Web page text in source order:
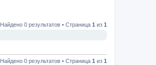
Найдено 0 результатов • Страница 1 из 1
Найдено 0 результатов • Страница 1 из 1